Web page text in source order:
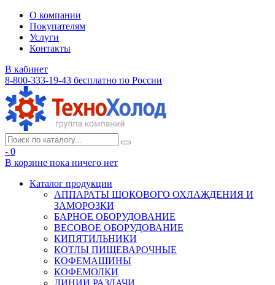
О компании
Покупателям
Услуги
Контакты
В кабинет
8-800-333-19-43 бесплатно по России
- 0
В корзине пока ничего нет
Каталог продукции
АППАРАТЫ ШОКОВОГО ОХЛАЖДЕНИЯ И
ЗАМОРОЗКИ
БАРНОЕ ОБОРУДОВАНИЕ
ВЕСОВОЕ ОБОРУДОВАНИЕ
КИПЯТИЛЬНИКИ
КОТЛЫ ПИЩЕВАРОЧНЫЕ
КОФЕМАШИНЫ
КОФЕМОЛКИ
ЛИНИИ РАЗДАЧИ